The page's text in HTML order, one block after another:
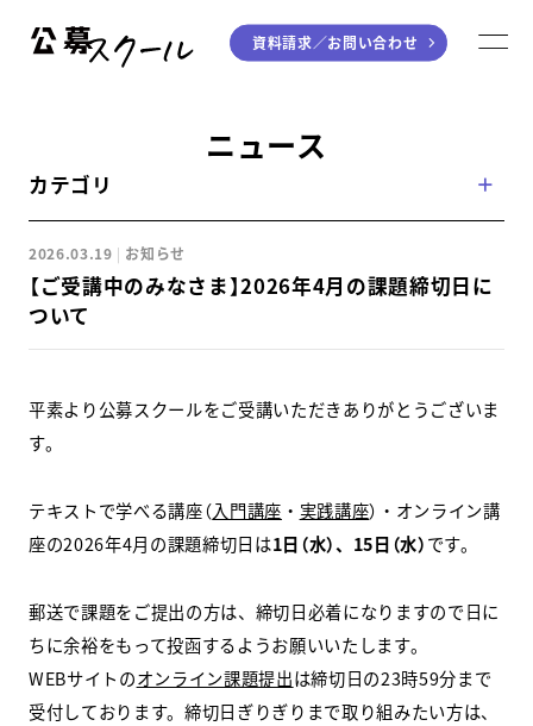
ジャンルから探す
小説
エッセイ
童話
ライティング
音楽（作詞・作曲）
アート・絵本
デジタル講座
個別指南講座
スクールマガジン
コンセプト
受講の流れ
資料請求／お問い合わせ
ニュース
カテゴリ
2026.03.19 お知らせ
【ご受講中のみなさま】2026年4月の課題締切日に
ついて
平素より公募スクールをご受講いただきありがとうございま
す。
テキストで学べる講座（入門講座 ・ 実践講座）・オンライン講
座の2026年4月の課題締切日は1日（水）、15日（水）です。
郵送で課題をご提出の方は、締切日必着になりますので日に
ちに余裕をもって投函するようお願いいたします。
WEBサイトのオンライン課題提出は締切日の23時59分まで
受付しております。締切日ぎりぎりまで取り組みたい方は、